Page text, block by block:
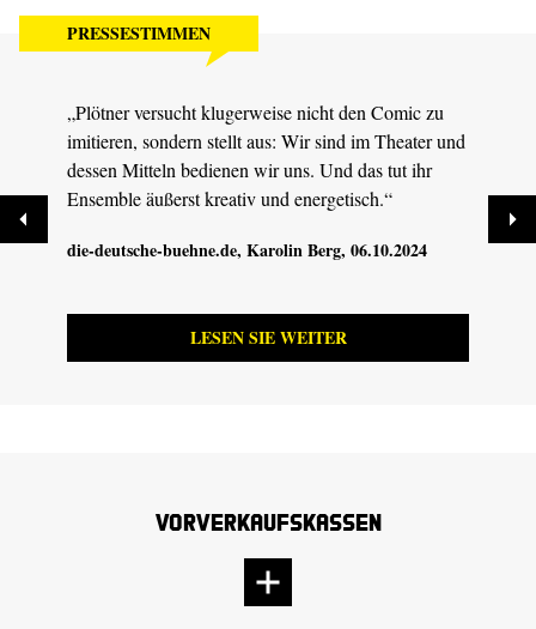
PRESSESTIMMEN
„Plötner versucht klugerweise nicht den Comic zu
imitieren, sondern stellt aus: Wir sind im Theater und
dessen Mitteln bedienen wir uns. Und das tut ihr
Ensemble äußerst kreativ und energetisch.“
die-deutsche-buehne.de, Karolin Berg, 06.10.2024
LESEN SIE WEITER
Vorverkaufskassen